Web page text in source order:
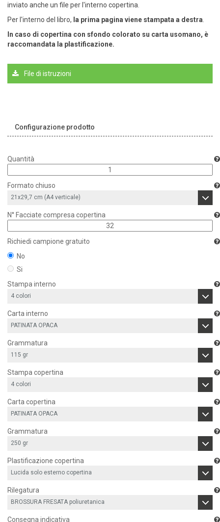
inviato anche un file per l'interno copertina.
Per l'interno del libro, la prima pagina viene stampata a destra
In caso di copertina con sfondo colorato su carta usomano, è
raccomandata la plastificazione.
File di istruzioni
Configurazione prodotto
Quantità
Formato chiuso
N° Facciate compresa copertina
Richiedi campione gratuito
No
Si
Stampa interno
Carta interno
Grammatura
Stampa copertina
Carta copertina
Grammatura
Plastificazione copertina
Rilegatura
Consegna indicativa